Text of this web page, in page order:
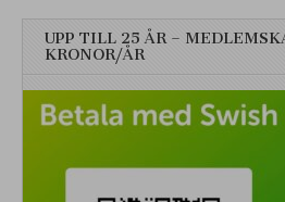
UPP TILL 25 ÅR –
KRONOR/ÅR